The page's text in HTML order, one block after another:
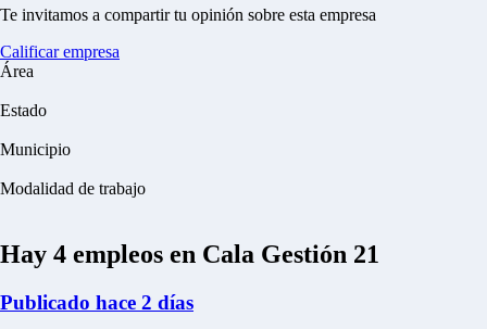
Te invitamos a compartir tu opinión sobre esta empresa
Calificar empresa
Área
Estado
Municipio
Modalidad de trabajo
Hay 4 empleos en Cala Gestión 21
Publicado hace 2 días